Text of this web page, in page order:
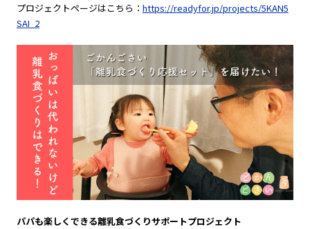
プロジェクトページはこちら： https://readyfor.jp/projects/5KAN5
SAI_2
パパも楽しくできる離乳食づくりサポートプロジェクト